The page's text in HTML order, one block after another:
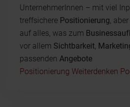
UnternehmerInnen – mit viel
treffsichere Positionierung ,
auf alles, was zum
vor allem Sichtbarkeit
passenden Angebote
Positionierung Weiterdenken